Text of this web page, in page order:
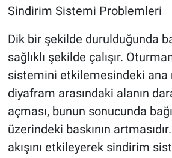
Sindirim Sistemi Problemleri
Dik bir şekilde durulduğunda
sağlıklı şekilde çalışır.
sistemini etkilemesindeki ana
diyafram arasındaki alanın
açması, bunun sonucunda
üzerindeki baskının
akışını etkileyerek sindirim